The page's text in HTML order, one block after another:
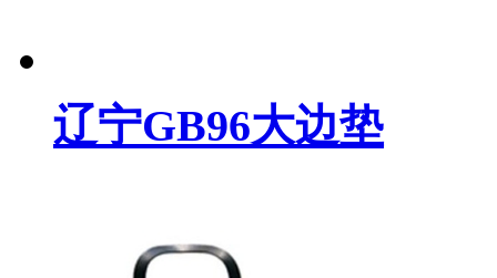
辽宁GB96大边垫